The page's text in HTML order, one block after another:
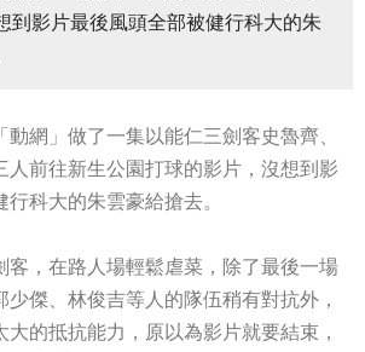
到影片最後風頭全部被健行科大的朱
網」做了一集以能仁三劍客史魯齊、
人前往新生公園打球的影片，沒想到影
科大的朱雲豪給搶去。
客，在路人場輕鬆虐菜，除了最後一場
傑、林俊吉等人的隊伍稍有對抗外，
的抵抗能力，原以為影片就要結束，